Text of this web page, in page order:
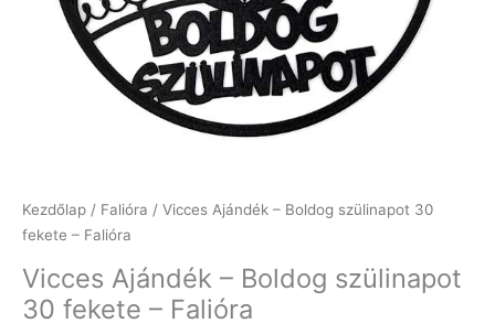
Kezdőlap / Falióra / Vicces Ajándék – Boldog szülinapot 30
fekete – Falióra
Vicces Ajándék – Boldog szülinapot
30 fekete – Falióra